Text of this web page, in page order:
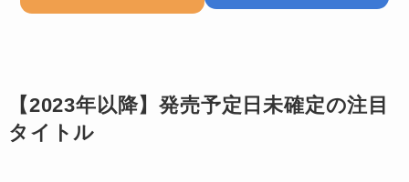
【2023年以降】発売予定日未確定の注目
タイトル